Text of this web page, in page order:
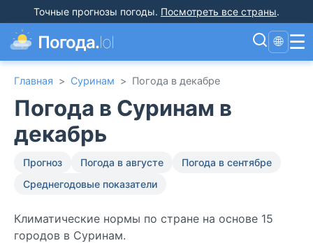
Точные прогнозы погоды. Посмотреть все страны.
Погода.lol 🌐 ☰
Главная > Суринам > Погода в декабре
Погода в Суринам в
декабрь
Прогноз Погода в августе
Погода в сентябре
Среднегодовые показатели
Климатические нормы по стране на основе 15
городов в Суринам.